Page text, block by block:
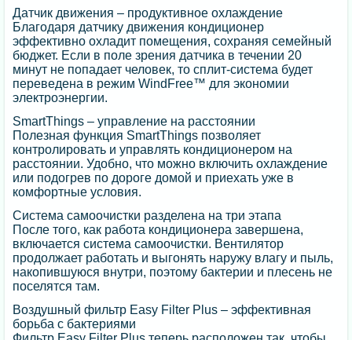
Датчик движения – продуктивное охлаждение
Благодаря датчику движения кондиционер
эффективно охладит помещения, сохраняя семейный
бюджет. Если в поле зрения датчика в течении 20
минут не попадает человек, то сплит-система будет
переведена в режим WindFree™ для экономии
электроэнергии.
SmartThings – управление на расстоянии
Полезная функция SmartThings позволяет
контролировать и управлять кондиционером на
расстоянии. Удобно, что можно включить охлаждение
или подогрев по дороге домой и приехать уже в
комфортные условия.
Система самоочистки разделена на три этапа
После того, как работа кондиционера завершена,
включается система самоочистки. Вентилятор
продолжает работать и выгонять наружу влагу и пыль,
накопившуюся внутри, поэтому бактерии и плесень не
поселятся там.
Воздушный фильтр Easy Filter Plus – эффективная
борьба с бактериями